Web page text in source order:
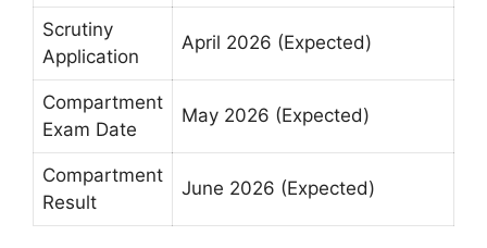
Scrutiny
Application
April 2026 (Expected)
Compartment
Exam Date
May 2026 (Expected)
Compartment
Result
June 2026 (Expected)